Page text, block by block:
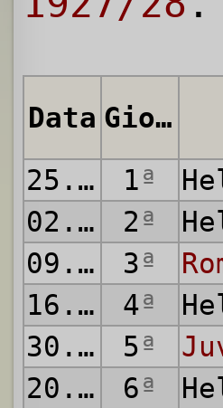
Data Giornata
25.09.1927
1ª
02.10.1927
2ª
09.10.1927
3ª
16.10.1927
4ª
30.10.1927
5ª
20.11.1927
6ª